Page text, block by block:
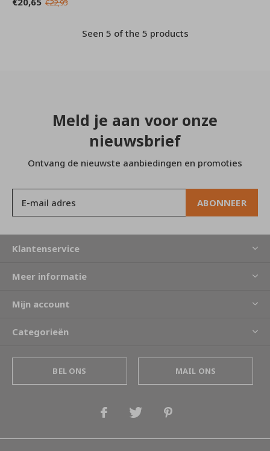
€22,95
Seen 5 of the 5 products
Meld je aan voor onze
nieuwsbrief
Ontvang de nieuwste aanbiedingen en promoties
ABONNEER
Klantenservice
Meer informatie
Mijn account
Categorieën
BEL ONS MAIL ONS